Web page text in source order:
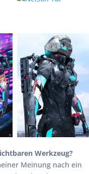
Werkzeug?
Meinung nach ein